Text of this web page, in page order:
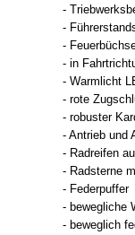
-
-
-
- in
- Warmlicht
- rote
- robuster
- Antrieb und
- Radreifen
- Radsterne
- Federpuffer
- bewegliche
- beweglich